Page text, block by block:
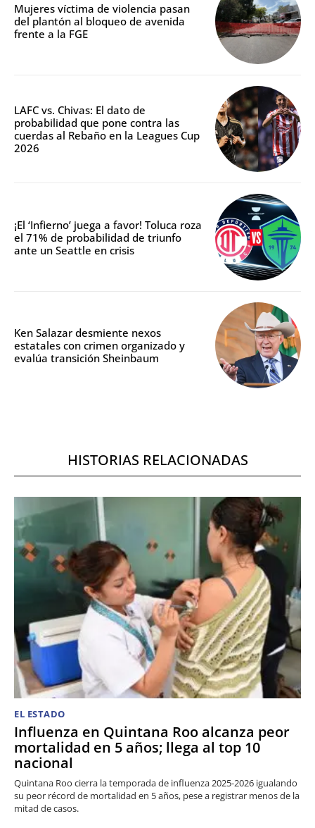
Mujeres víctima de violencia pasan
del plantón al bloqueo de avenida
frente a la FGE
LAFC vs. Chivas: El dato de
probabilidad que pone contra las
cuerdas al Rebaño en la Leagues Cup
2026
¡El ‘Infierno’ juega a favor! Toluca roza
el 71% de probabilidad de triunfo
ante un Seattle en crisis
Ken Salazar desmiente nexos
estatales con crimen organizado y
evalúa transición Sheinbaum
HISTORIAS RELACIONADAS
EL ESTADO
Influenza en Quintana Roo alcanza peor
mortalidad en 5 años; llega al top 10
nacional
Quintana Roo cierra la temporada de influenza 2025-2026 igualando
su peor récord de mortalidad en 5 años, pese a registrar menos de la
mitad de casos.